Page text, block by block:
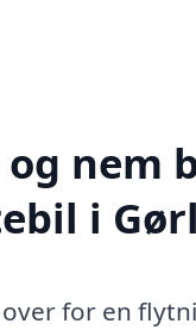
nem
i
for en